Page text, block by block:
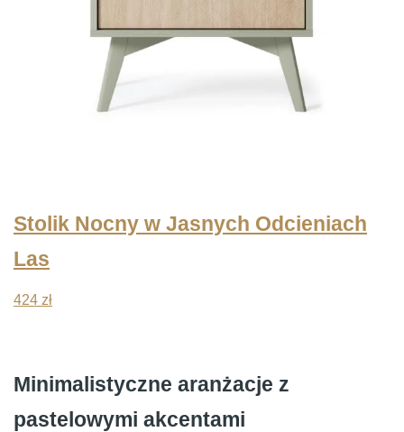
Stolik Nocny w Jasnych Odcieniach
Las
424 zł
Minimalistyczne aranżacje z
pastelowymi akcentami